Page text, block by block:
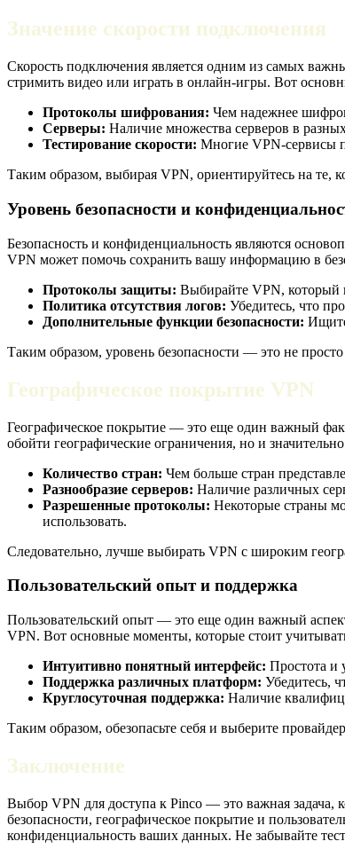
Значение скорости подключения
Скорость подключения является одним из самых
стримить видео или играть в онлайн-игры. Вот
Протоколы шифрования: Чем надежнее
Серверы: Наличие множества серверов в
Тестирование скорости: Многие VPN-сервисы
Таким образом, выбирая VPN, ориентируйтесь на те,
Уровень безопасности и
Безопасность и конфиденциальность являются
VPN может помочь сохранить вашу информацию в
Протоколы защиты: Выбирайте VPN, который
Политика отсутствия логов: Убедитесь, что
Дополнительные функции безопасности:
Таким образом, уровень безопасности — это не
Географическое покрытие VPN
Географическое покрытие — это еще один важный
обойти географические ограничения, но и
Количество стран: Чем больше стран
Разнообразие серверов: Наличие различных
Разрешенные протоколы: Некоторые страны
использовать.
Следовательно, лучше выбирать VPN с широким
Пользовательский опыт и поддержка
Пользовательский опыт — это еще один важный
VPN. Вот основные моменты, которые стоит
Интуитивно понятный интерфейс: Простота и
Поддержка различных платформ: Убедитесь,
Круглосуточная поддержка: Наличие
Таким образом, обезопасьте себя и выберите
Заключение
Выбор VPN для доступа к Pinco — это важная задача,
безопасности, географическое покрытие и
конфиденциальность ваших данных. Не забывайте